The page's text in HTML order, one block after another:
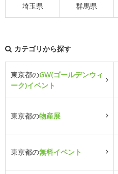
埼玉県 群馬県
カテゴリから探す
東京都のGW(ゴールデンウィ
ーク)イベント
東京都の物産展
東京都の無料イベント